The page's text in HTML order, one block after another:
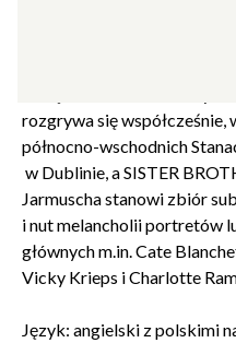
rozgrywa się współcześnie,
północno-wschodnich
w Dublinie, a SISTER
Jarmuscha stanowi zbiór
i nut melancholii portretów
głównych m.in. Cate
Vicky Krieps i Charlotte
Język: angielski z polskimi